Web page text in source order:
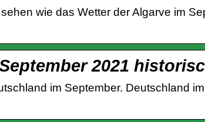
wie das Wetter der Algarve im
2021
im September. Deutschland